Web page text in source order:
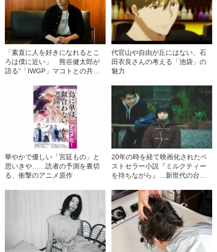
「素直に人を好きになれるとこ
ろは僕に近い」 熊谷健太郎が
語る“「IWGP」マコトとの共通
代官山や自由が丘にはない、石
田衣良さんの考える「池袋」の
魅力
華やかで優しい「宮廷もの」と
思いきや……読者の予測を裏切
る、衝撃のアニメ原作
20年の時を経て映画化されたベ
ストセラー小説『ミルクティー
を待ちながら』…新世代の台湾
か？